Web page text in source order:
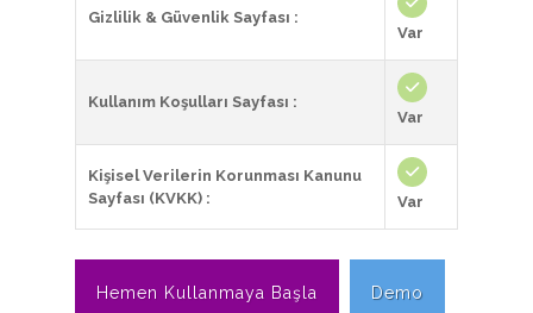
Gizlilik & Güvenlik Sayfası :
Var
Kullanım Koşulları Sayfası :
Var
Kişisel Verilerin Korunması Kanunu
Sayfası (KVKK) :
Var
Hemen Kullanmaya Başla Demo